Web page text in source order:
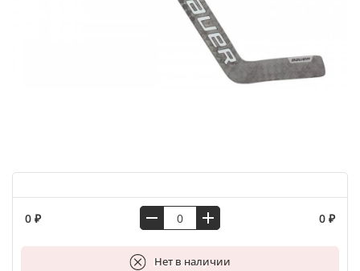
0 ₽ 0 ₽
Нет в наличии
В корзину